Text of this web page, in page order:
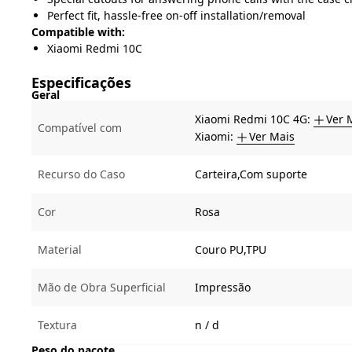
Perfect fit, hassle-free on-off installation/removal
Compatible with:
Xiaomi Redmi 10C
Especificações
Geral
Compatível com
Xiaomi Redmi 10C 4G:
Ver
Xiaomi:
Ver Mais
Recurso do Caso Carteira,Com suporte
Cor Rosa
Material Couro PU,TPU
Mão de Obra Superficial Impressão
Textura
n / d